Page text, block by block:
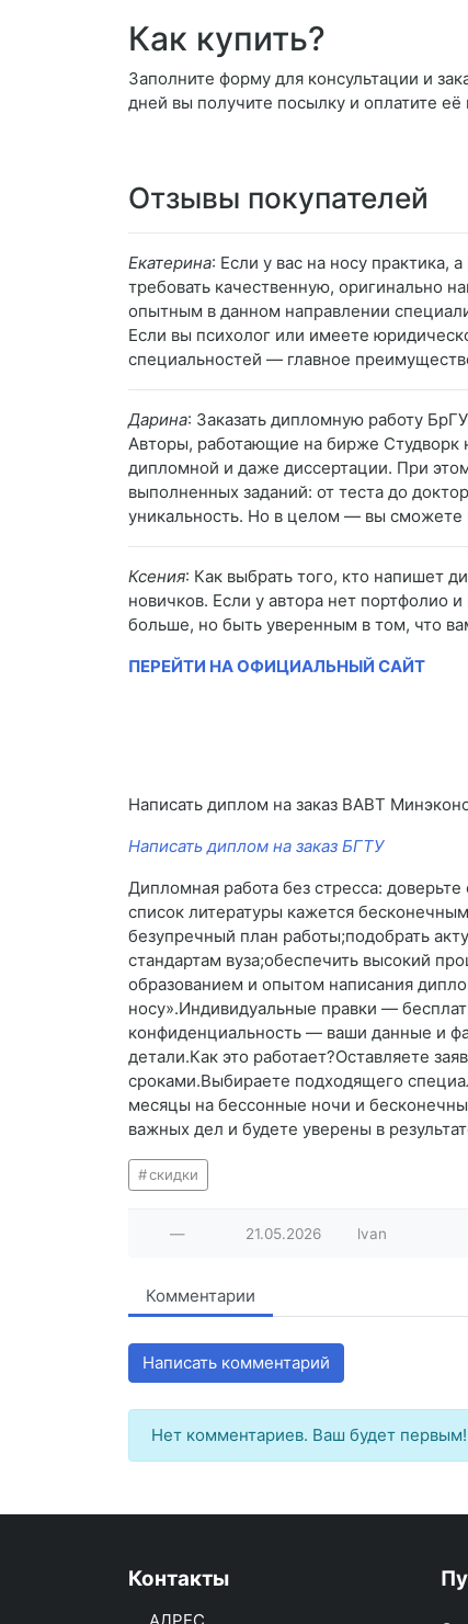
Как купить?
Заполните форму для консультации и
дней вы получите посылку и оплатите
Отзывы покупателей
Екатерина: Если у вас на носу практика,
требовать качественную, оригинально
опытным в данном направлении
Если вы психолог или имеете
специальностей — главное
Дарина: Заказать дипломную работу
Авторы, работающие на бирже Студворк
дипломной и даже диссертации. При
выполненных заданий: от теста до
уникальность. Но в целом — вы сможете
Ксения: Как выбрать того, кто напишет
новичков. Если у автора нет портфолио
больше, но быть уверенным в том, что
ПЕРЕЙТИ НА ОФИЦИАЛЬНЫЙ САЙТ
Написать диплом на заказ ВАВТ
Написать диплом на заказ БГТУ
Дипломная работа без стресса:
список литературы кажется
безупречный план работы;подобрать
стандартам вуза;обеспечить высокий
образованием и опытом написания
носу».Индивидуальные правки —
конфиденциальность — ваши данные и
детали.Как это работает?Оставляете
сроками.Выбираете подходящего
месяцы на бессонные ночи и
важных дел и будете уверены в
скидки
— 21.05.2026 lvan
Комментарии
Написать комментарий
Нет комментариев. Ваш будет первым!
Контакты